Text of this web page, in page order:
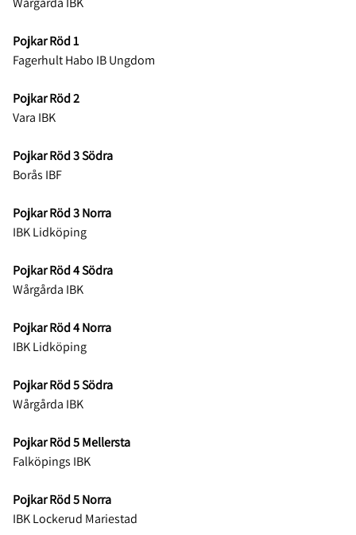
Pojkar Röd 1
Fagerhult Habo IB Ungdom
Pojkar Röd 2
Vara IBK
Pojkar Röd 3 Södra
Borås IBF
Pojkar Röd 3 Norra
IBK Lidköping
Pojkar Röd 4 Södra
Wårgårda IBK
Pojkar Röd 4 Norra
IBK Lidköping
Pojkar Röd 5 Södra
Wårgårda IBK
Pojkar Röd 5 Mellersta
Falköpings IBK
Pojkar Röd 5 Norra
IBK Lockerud Mariestad